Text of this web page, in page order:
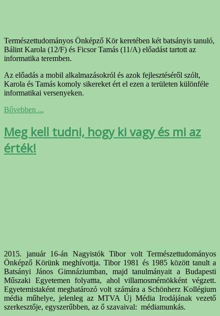
Természettudományos Önképző Kör keretében két batsányis tanuló,
Bálint Karola (12/F) és Ficsor Tamás (11/A) előadást tartott az
informatika teremben.
Az előadás a mobil alkalmazásokról és azok fejlesztéséről szólt,
Karola és Tamás komoly sikereket ért el ezen a területen különféle
informatikai versenyeken.
Bővebben ...
Meg kell tudni, hogy ki vagy és mi az
érték!
2015. január 16-án Nagyistók Tibor volt Természettudományos
Önképző Körünk meghívottja. Tibor 1981 és 1985 között tanult a
Batsányi János Gimnáziumban, majd tanulmányait a Budapesti
Műszaki Egyetemen folyattta, ahol villamosmérnökként végzett.
Egyetemistaként meghatározó volt számára a Schönherz Kollégium
média műhelye, jelenleg az MTVA Új Média Irodájának vezető
szerkesztője, egyszerűbben, az ő szavaival: médiamunkás.